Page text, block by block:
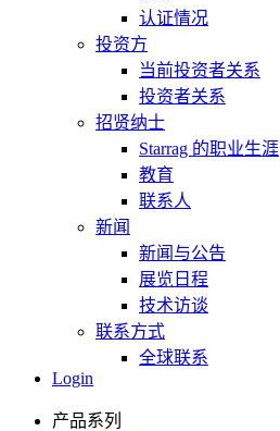
认证情况
投资方
当前投资者关系
投资者关系
招贤纳士
Starrag 的职业生涯
教育
联系人
新闻
新闻与公告
展览日程
技术访谈
联系方式
全球联系
Login
产品系列